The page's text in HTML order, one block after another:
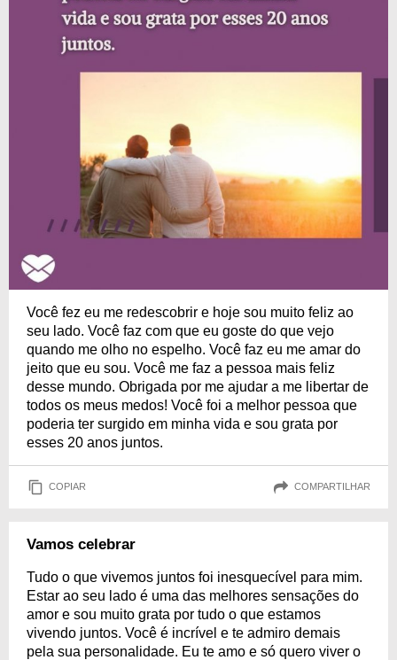
Você fez eu me redescobrir e hoje sou muito feliz ao
seu lado. Você faz com que eu goste do que vejo
quando me olho no espelho. Você faz eu me amar do
jeito que eu sou. Você me faz a pessoa mais feliz
desse mundo. Obrigada por me ajudar a me libertar de
todos os meus medos! Você foi a melhor pessoa que
poderia ter surgido em minha vida e sou grata por
esses 20 anos juntos.
COPIAR COMPARTILHAR
Vamos celebrar
Tudo o que vivemos juntos foi inesquecível para mim.
Estar ao seu lado é uma das melhores sensações do
amor e sou muito grata por tudo o que estamos
vivendo juntos. Você é incrível e te admiro demais
pela sua personalidade. Eu te amo e só quero viver o